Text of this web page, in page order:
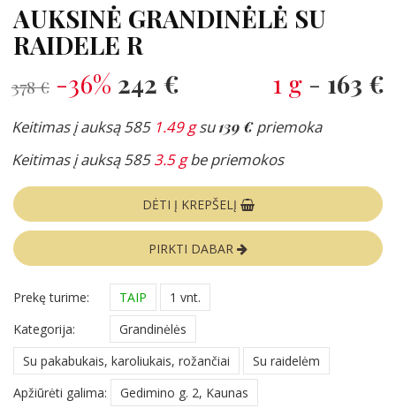
AUKSINĖ GRANDINĖLĖ SU
RAIDELE R
378 € -36% 242 € 1 g - 163 €
Keitimas į auksą 585 1.49 gsu139 €priemoka
Keitimas į auksą 5853.5 gbe priemokos
DĖTI Į KREPŠELĮ
PIRKTI DABAR
Prekę turime: TAIP
1 vnt.
Kategorija:
Grandinėlės
Su pakabukais, karoliukais, rožančiai
Su raidelėm
Apžiūrėti galima:
Gedimino g. 2, Kaunas